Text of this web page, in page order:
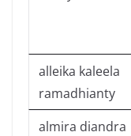
alleika kaleela
ramadhianty
almira diandra